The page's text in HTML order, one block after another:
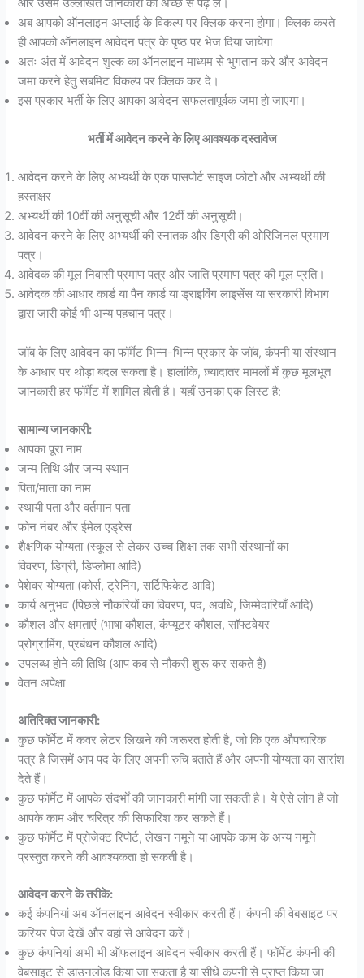
अब आपको ऑनलाइन अप्लाई के विकल्प पर क्लिक करना होगा। क्लिक करते
ही आपको ऑनलाइन आवेदन पत्र के पृष्ठ पर भेज दिया जायेगा
अतः अंत में आवेदन शुल्क का ऑनलाइन माध्यम से भुगतान करे और आवेदन
जमा करने हेतु सबमिट विकल्प पर क्लिक कर दे।
इस प्रकार भर्ती के लिए आपका आवेदन सफलतापूर्वक जमा हो जाएगा।
भर्ती में आवेदन करने के लिए आवश्यक दस्तावेज
आवेदन करने के लिए अभ्यर्थी के एक पासपोर्ट साइज फोटो और अभ्यर्थी की
हस्ताक्षर
अभ्यर्थी की 10वीं की अनुसूची और 12वीं की अनुसूची।
आवेदन करने के लिए अभ्यर्थी की स्नातक और डिग्री की ओरिजिनल प्रमाण
पत्र।
आवेदक की मूल निवासी प्रमाण पत्र और जाति प्रमाण पत्र की मूल प्रति।
आवेदक की आधार कार्ड या पैन कार्ड या ड्राइविंग लाइसेंस या सरकारी विभाग
द्वारा जारी कोई भी अन्य पहचान पत्र।
जॉब के लिए आवेदन का फॉर्मेट भिन्न-भिन्न प्रकार के जॉब, कंपनी या संस्थान
के आधार पर थोड़ा बदल सकता है। हालांकि, ज़्यादातर मामलों में कुछ मूलभूत
जानकारी हर फॉर्मेट में शामिल होती है। यहाँ उनका एक लिस्ट है:
सामान्य जानकारी:
आपका पूरा नाम
जन्म तिथि और जन्म स्थान
पिता/माता का नाम
स्थायी पता और वर्तमान पता
फोन नंबर और ईमेल एड्रेस
शैक्षणिक योग्यता (स्कूल से लेकर उच्च शिक्षा तक सभी संस्थानों का
विवरण, डिग्री, डिप्लोमा आदि)
पेशेवर योग्यता (कोर्स, ट्रेनिंग, सर्टिफिकेट आदि)
कार्य अनुभव (पिछले नौकरियों का विवरण, पद, अवधि, जिम्मेदारियाँ आदि)
कौशल और क्षमताएं (भाषा कौशल, कंप्यूटर कौशल, सॉफ्टवेयर
प्रोग्रामिंग, प्रबंधन कौशल आदि)
उपलब्ध होने की तिथि (आप कब से नौकरी शुरू कर सकते हैं)
वेतन अपेक्षा
अतिरिक्त जानकारी:
कुछ फॉर्मेट में कवर लेटर लिखने की जरूरत होती है, जो कि एक औपचारिक
पत्र है जिसमें आप पद के लिए अपनी रुचि बताते हैं और अपनी योग्यता का सारांश
देते हैं।
कुछ फॉर्मेट में आपके संदर्भों की जानकारी मांगी जा सकती है। ये ऐसे लोग हैं जो
आपके काम और चरित्र की सिफारिश कर सकते हैं।
कुछ फॉर्मेट में प्रोजेक्ट रिपोर्ट, लेखन नमूने या आपके काम के अन्य नमूने
प्रस्तुत करने की आवश्यकता हो सकती है।
आवेदन करने के तरीके:
कई कंपनियां अब ऑनलाइन आवेदन स्वीकार करती हैं। कंपनी की वेबसाइट पर
करियर पेज देखें और वहां से आवेदन करें।
कुछ कंपनियां अभी भी ऑफलाइन आवेदन स्वीकार करती हैं। फॉर्मेट कंपनी की
वेबसाइट से डाउनलोड किया जा सकता है या सीधे कंपनी से प्राप्त किया जा